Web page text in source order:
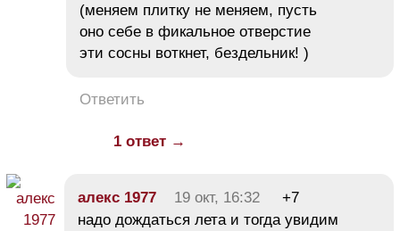
(меняем плитку не меняем, пусть
оно себе в фикальное отверстие
эти сосны воткнет, бездельник! )
Ответить
1 ответ →
алекс 1977 19 окт, 16:32
+7
надо дождаться лета и тогда увидим